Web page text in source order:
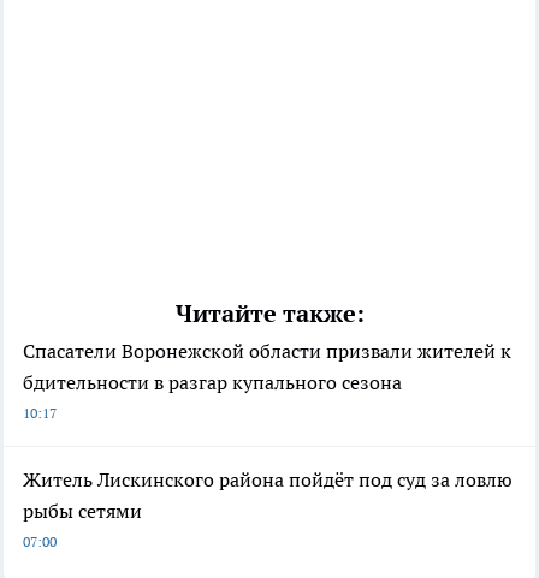
Читайте также:
Спасатели Воронежской области призвали жителей к
бдительности в разгар купального сезона
10:17
Житель Лискинского района пойдёт под суд за ловлю
рыбы сетями
07:00